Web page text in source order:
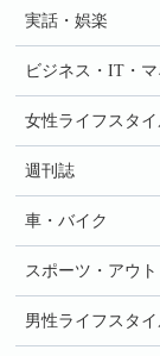
実話・娯楽
ビジネス・IT・マ
女性ライフスタ
週刊誌
車・バイク
スポーツ・アウ
男性ライフスタ